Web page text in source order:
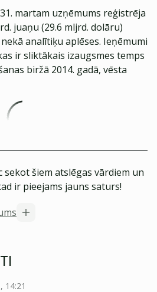
martam uzņēmums reģistrēja
juaņu (29.6 mljrd. dolāru)
analītiķu aplēses. Ieņēmumi
ir sliktākais izaugsmes temps
biržā 2014. gadā, vēsta
sekot šiem atslēgas vārdiem un
ir pieejams jauns saturs!
14:21